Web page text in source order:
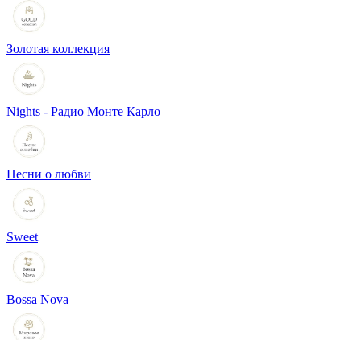
Золотая коллекция
Nights - Радио Монте Карло
Песни о любви
Sweet
Bossa Nova